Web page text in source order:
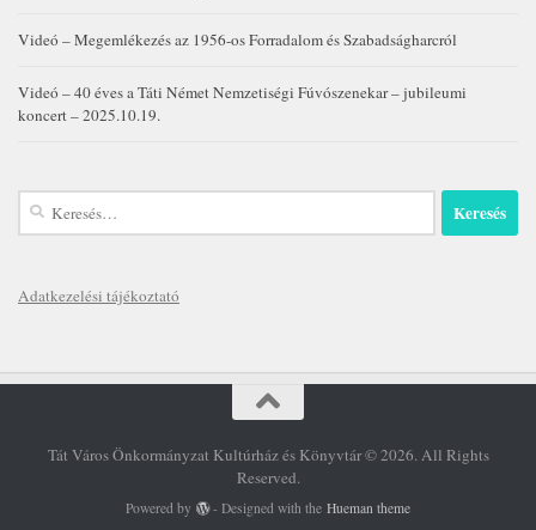
Videó – Megemlékezés az 1956-os Forradalom és Szabadságharcról
Videó – 40 éves a Táti Német Nemzetiségi Fúvószenekar – jubileumi
koncert – 2025.10.19.
Keresés:
Adatkezelési tájékoztató
Tát Város Önkormányzat Kultúrház és Könyvtár © 2026. All Rights
Reserved.
Powered by - Designed with theHueman theme